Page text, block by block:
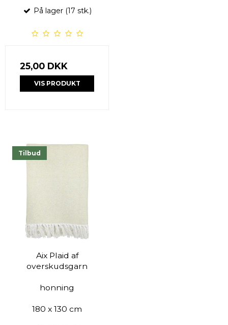
På lager (17 stk.)
25,00 DKK
VIS PRODUKT
Tilbud
Aix Plaid af
overskudsgarn
honning
180 x 130 cm